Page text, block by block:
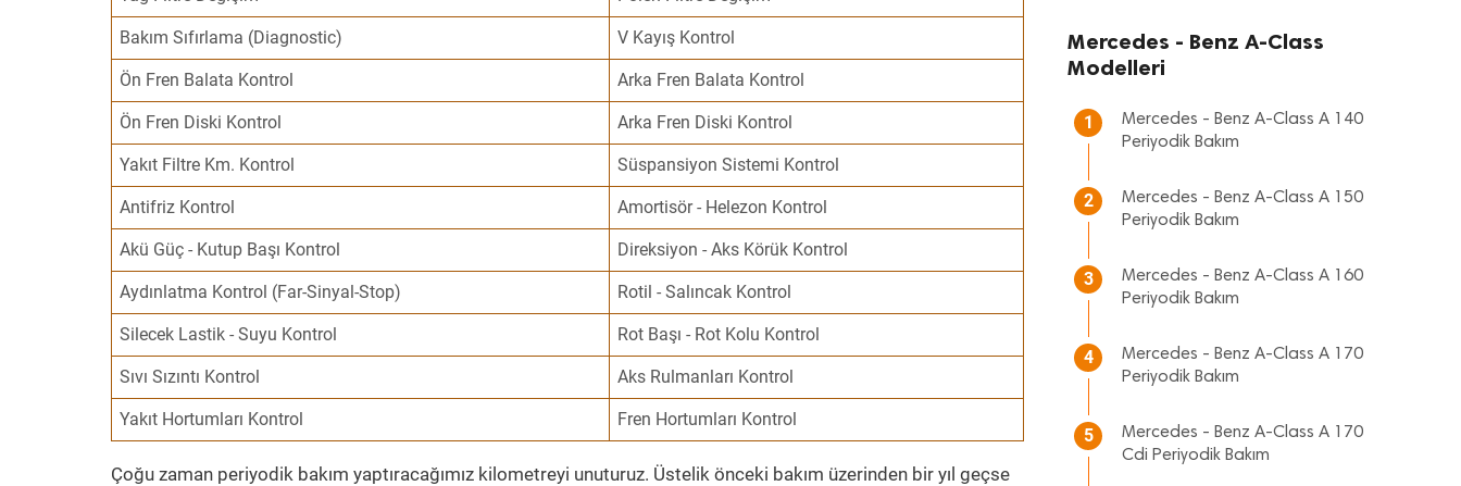
Bakım Sıfırlama (Diagnostic) V Kayış Kontrol
Ön Fren Balata Kontrol Arka Fren Balata Kontrol
Ön Fren Diski Kontrol Arka Fren Diski Kontrol
Yakıt Filtre Km. Kontrol Süspansiyon Sistemi Kontrol
Antifriz Kontrol Amortisör - Helezon Kontrol
Akü Güç - Kutup Başı Kontrol Direksiyon - Aks Körük Kontrol
Aydınlatma Kontrol (Far-Sinyal-Stop) Rotil - Salıncak Kontrol
Silecek Lastik - Suyu Kontrol Rot Başı - Rot Kolu Kontrol
Sıvı Sızıntı Kontrol Aks Rulmanları Kontrol
Yakıt Hortumları Kontrol Fren Hortumları Kontrol
Çoğu zaman periyodik bakım yaptıracağımız kilometreyi unuturuz. Üstelik önceki bakım üzerinden bir yıl geçse
Mercedes - Benz A-Class
Modelleri
1
Mercedes - Benz A-Class A 140
Periyodik Bakım
2
Mercedes - Benz A-Class A 150
Periyodik Bakım
3
Mercedes - Benz A-Class A 160
Periyodik Bakım
4
Mercedes - Benz A-Class A 170
Periyodik Bakım
5
Mercedes - Benz A-Class A 170
Cdi Periyodik Bakım